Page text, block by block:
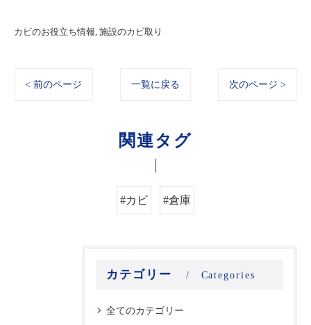
カビのお役立ち情報 施設のカビ取り
< 前のページ 一覧に戻る 次のページ >
関連タグ
#カビ #倉庫
カテゴリー Categories
全てのカテゴリー